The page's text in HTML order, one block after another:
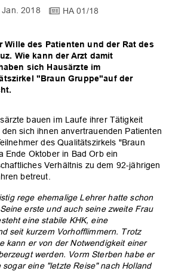
Jan. 2018 HA 01/18
Wille des Patienten und der Rat des
Wie kann der Arzt damit
sich Hausärzte im
"Braun Gruppe"auf der
bauen im Laufe ihrer Tätigkeit
sich ihnen anvertrauenden Patienten
des Qualitätszirkels "Braun
Ende Oktober in Bad Orb ein
Verhältnis zu dem 92-jährigen
betreut.
rege ehemalige Lehrer hatte schon
erste und auch seine zweite Frau
eine stabile KHK, eine
seit kurzem Vorhofflimmern. Trotz
kann er von der Notwendigkeit einer
werden. Vorm Sterben habe er
eine "letzte Reise" nach Holland